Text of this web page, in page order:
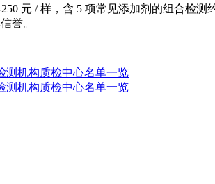
元 / 样，含 5 项常见添加剂的组合检
誉。
测机构质检中心名单一览
测机构质检中心名单一览